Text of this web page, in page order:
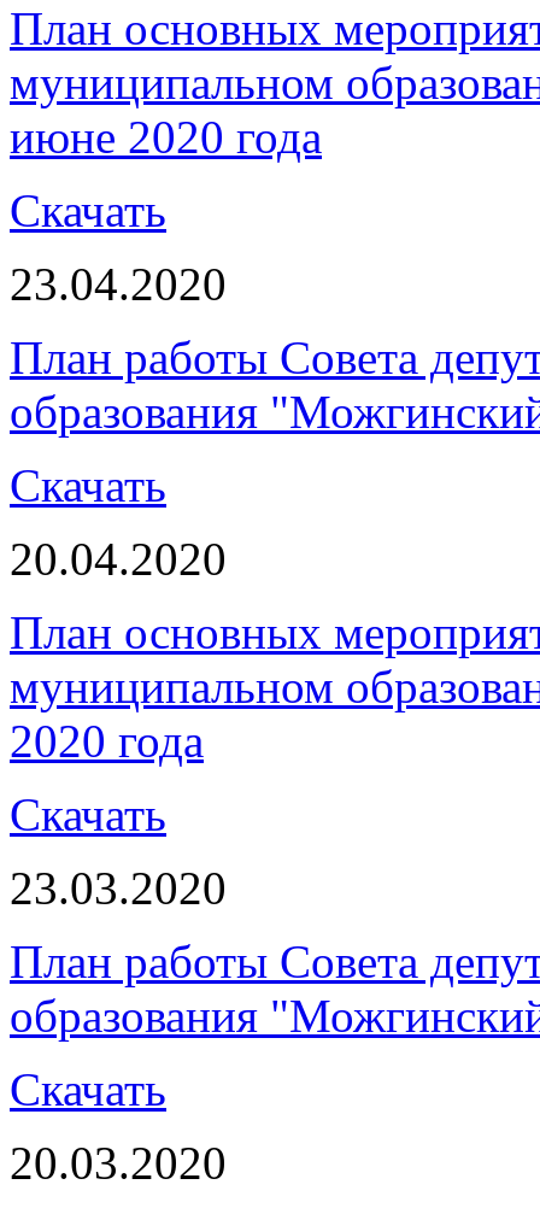
План основных
муниципальном
июне 2020 года
Скачать
23.04.2020
План работы Совета
образования
Скачать
20.04.2020
План основных
муниципальном
2020 года
Скачать
23.03.2020
План работы Совета
образования
Скачать
20.03.2020